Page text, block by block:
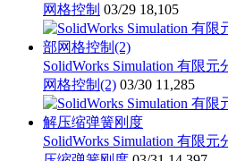
网格控制 03/29 18,105
SolidWorks Simulation 有限
网格控制(2) 03/30 11,285
SolidWorks Simulation 有限